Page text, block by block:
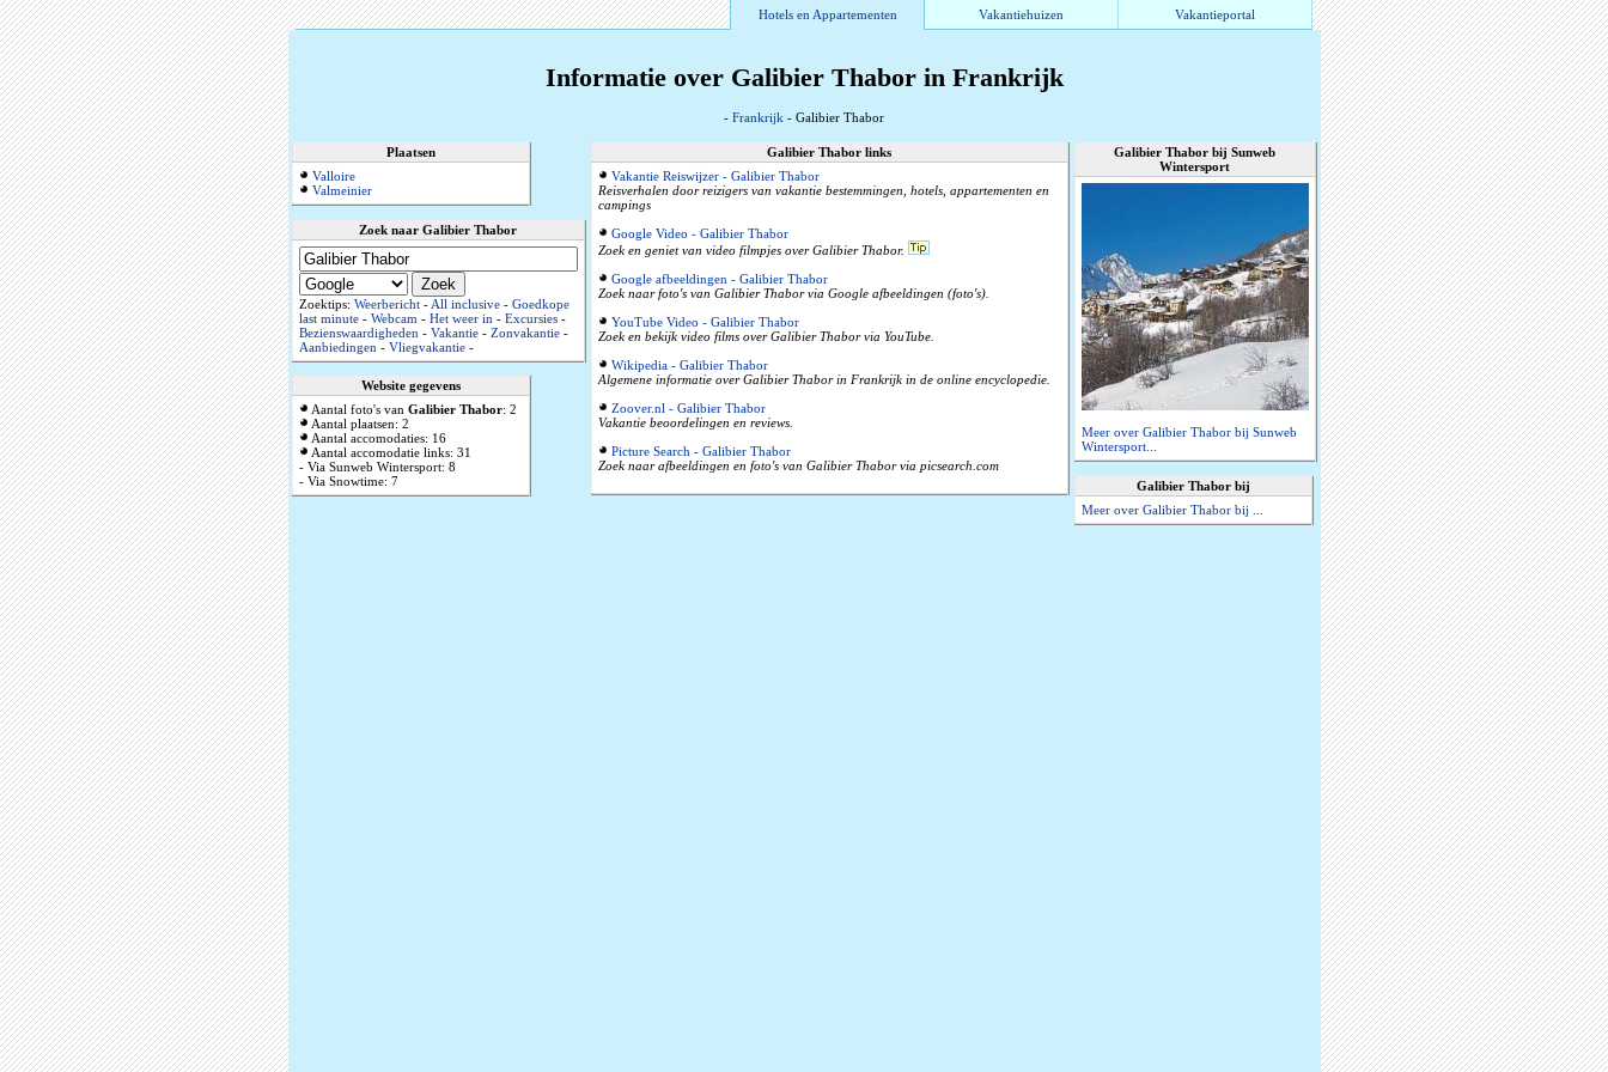
Hotels en Appartementen Vakantiehuizen Vakantieportal
Informatie over Galibier Thabor in Frankrijk
- Frankrijk - Galibier Thabor
Plaatsen
Valloire
Valmeinier
Zoek naar Galibier Thabor
Zoektips: Weerbericht-All inclusive- Goedkope
last minute- Webcam- Het weer in- Excursies-
Bezienswaardigheden- Vakantie- Zonvakantie-
Aanbiedingen- Vliegvakantie-
Website gegevens
Aantal foto's van Galibier Thabor: 2
Aantal plaatsen: 2
Aantal accomodaties: 16
Aantal accomodatie links: 31
- Via Sunweb Wintersport: 8
- Via Snowtime: 7
Galibier Thabor links
Vakantie Reiswijzer - Galibier Thabor
Reisverhalen door reizigers van vakantie bestemmingen, hotels, appartementen en
campings
Google Video - Galibier Thabor
Zoek en geniet van video filmpjes over Galibier Thabor.
Google afbeeldingen - Galibier Thabor
Zoek naar foto's van Galibier Thabor via Google afbeeldingen (foto's).
YouTube Video - Galibier Thabor
Zoek en bekijk video films over Galibier Thabor via YouTube.
Wikipedia - Galibier Thabor
Algemene informatie over Galibier Thabor in Frankrijk in de online encyclopedie.
Zoover.nl - Galibier Thabor
Vakantie beoordelingen en reviews.
Picture Search - Galibier Thabor
Zoek naar afbeeldingen en foto's van Galibier Thabor via picsearch.com
Galibier Thabor bij Sunweb
Wintersport
Meer over Galibier Thabor bij Sunweb
Wintersport...
Galibier Thabor bij
Meer over Galibier Thabor bij ...